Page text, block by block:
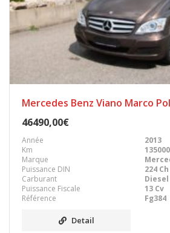
Mercedes Benz Viano Marco
46490,00€
Année
2013
Km
135000
Marque
Puissance DIN
224 Ch
Carburant
Diesel
Puissance Fiscale
13 Cv
Référence
Fg384
Detail